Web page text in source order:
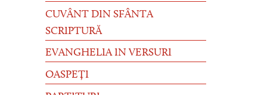
CUVÂNT DIN SFÂNTA
SCRIPTURĂ
EVANGHELIA IN VERSURI
OASPEȚI